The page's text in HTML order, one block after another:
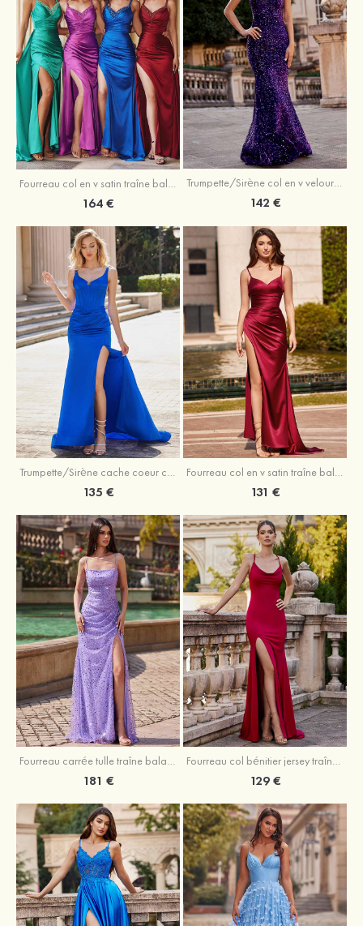
Fourreau col en v satin traîne balayage robe de bal
164 €
Trumpette/Sirène col en v velours paillettes traîne balayage robe de bal
142 €
Trumpette/Sirène cache coeur charmeuse traîne balayage robe de bal
135 €
Fourreau col en v satin traîne balayage robe de bal
131 €
Fourreau carrée tulle traîne balayage robe de bal
181 €
Fourreau col bénitier jersey traîne balayage robe de bal
129 €